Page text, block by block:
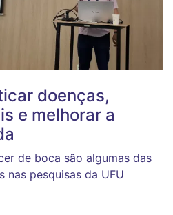
doenças,
e melhorar a
de boca são algumas das
nas pesquisas da UFU